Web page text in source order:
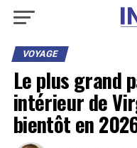
VOYAGE
Le plus grand
intérieur de
bientôt en